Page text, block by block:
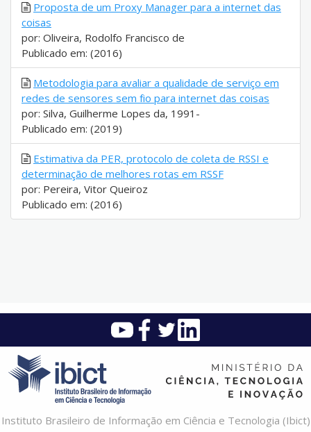
Proposta de um Proxy Manager para a internet das
coisas
por: Oliveira, Rodolfo Francisco de
Publicado em: (2016)
Metodologia para avaliar a qualidade de serviço em
redes de sensores sem fio para internet das coisas
por: Silva, Guilherme Lopes da, 1991-
Publicado em: (2019)
Estimativa da PER, protocolo de coleta de RSSI e
determinação de melhores rotas em RSSF
por: Pereira, Vitor Queiroz
Publicado em: (2016)
Instituto Brasileiro de Informação em Ciência e Tecnologia (Ibict)